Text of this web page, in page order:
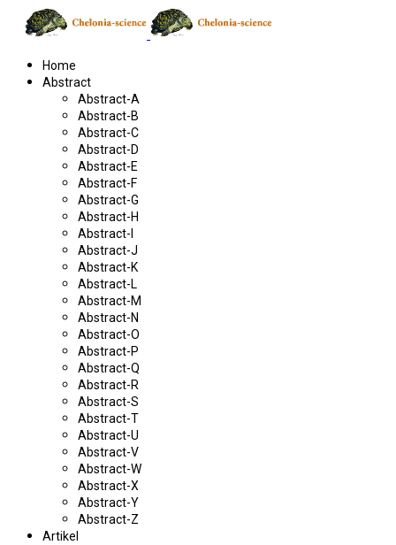
Home
Abstract
Abstract-A
Abstract-B
Abstract-C
Abstract-D
Abstract-E
Abstract-F
Abstract-G
Abstract-H
Abstract-I
Abstract-J
Abstract-K
Abstract-L
Abstract-M
Abstract-N
Abstract-O
Abstract-P
Abstract-Q
Abstract-R
Abstract-S
Abstract-T
Abstract-U
Abstract-V
Abstract-W
Abstract-X
Abstract-Y
Abstract-Z
Artikel